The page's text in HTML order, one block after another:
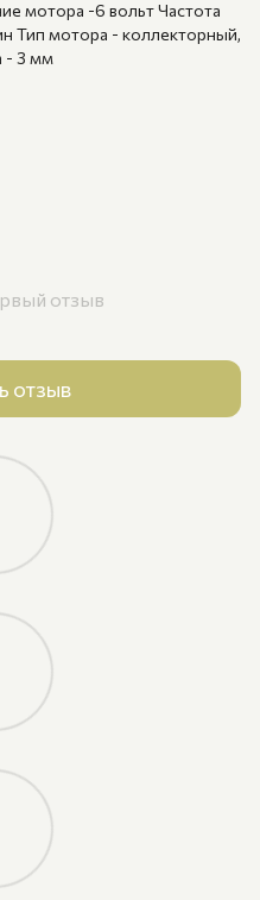
мотора -6 вольт Частота
Тип мотора - коллекторный,
- 3 мм
отзыв
отзыв